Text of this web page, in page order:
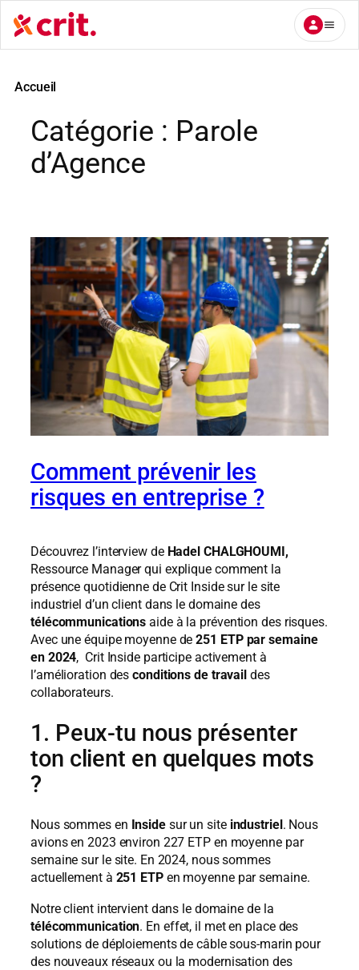
Aller
au
contenu
Accueil
Catégorie : Parole
d’Agence
Comment prévenir les
risques en entreprise ?
Découvrez l’interview de Hadel CHALGHOUMI,
Ressource Manager qui explique comment la
présence quotidienne de Crit Inside sur le site
industriel d’un client dans le domaine des
télécommunications aide à la prévention des risques.
Avec une équipe moyenne de 251 ETP par semaine
en 2024, Crit Inside participe activement à
l’amélioration des conditions de travail des
collaborateurs.
1. Peux-tu nous présenter
ton client en quelques mots
?
Nous sommes en Insidesur un site industriel . Nous
avions en 2023 environ 227 ETP en moyenne par
semaine sur le site. En 2024, nous sommes
actuellement à 251 ETPen moyenne par semaine.
Notre client intervient dans le domaine de la
télécommunication. En effet, il met en place des
solutions de déploiements de câble sous-marin pour
des nouveaux réseaux ou la modernisation des